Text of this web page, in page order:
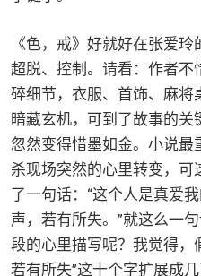
《色，戒》好就好在张爱玲
超脱、控制。请看：作者不
碎细节，衣服、首饰、麻将
暗藏玄机，可到了故事的
忽然变得惜墨如金。小说
杀现场突然的心里转变，可
了一句话：“这个人是真爱
声，若有所失。”就这么一
段的心里描写呢？我觉得，
若有所失”这十个字扩展成